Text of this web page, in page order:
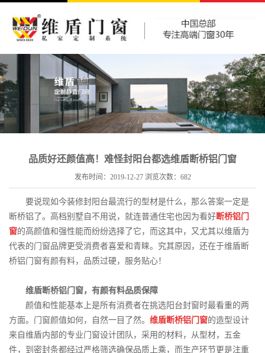
品质好还颜值高！难怪封阳台都选维盾断桥铝门窗
发布时间：2019-12-27 浏览次数： 682
要说现如今装修封阳台最流行的型材是什么，那么答案一定是
断桥铝了。高档别墅自不用说，就连普通住宅也因为看好断桥铝门
窗的高颜值和强性能而纷纷选择了它，而这其中，又尤其以维盾为
代表的门窗品牌更受消费者喜爱和青睐。究其原因，还在于维盾断
桥铝门窗有颜有料，品质过硬，服务贴心！
维盾断桥铝门窗，有颜有料品质保障
颜值和性能基本上是所有消费者在挑选阳台封窗时最看重的两
方面。门窗颜值如何，自然一目了然。 维盾断桥铝门窗的造型设计
来自维盾内部的专业门窗设计团队，采用的材料，从型材，五金
件，到密封条都经过严格筛选确保品质上乘，而生产环节更是注重